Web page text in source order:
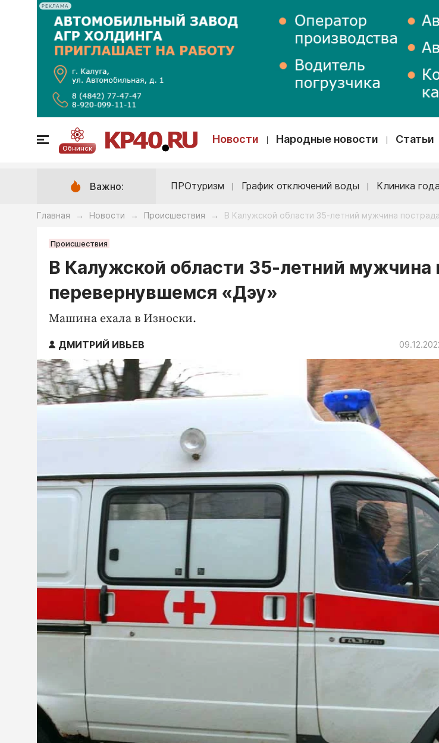
РЕКЛАМА
Обнинск
Новости Народные новости Статьи
Важно: ПРОтуризм График отключений воды Клиника года
Главная → Новости → Происшествия → В Калужской области 35-летний мужчина
Происшествия
В Калужской области 35-летний мужчина
перевернувшемся «Дэу»
Машина ехала в Износки.
ДМИТРИЙ ИВЬЕВ